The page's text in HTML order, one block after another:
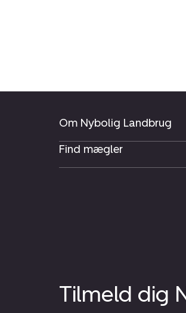
Om Nybolig Landbrug
Find mægler
Tilmeld dig